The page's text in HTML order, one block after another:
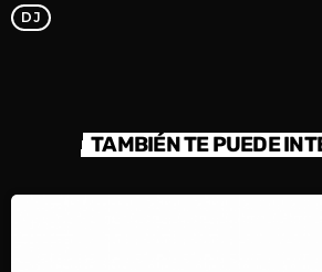
DJ
TAMBIÉN TE PUEDE